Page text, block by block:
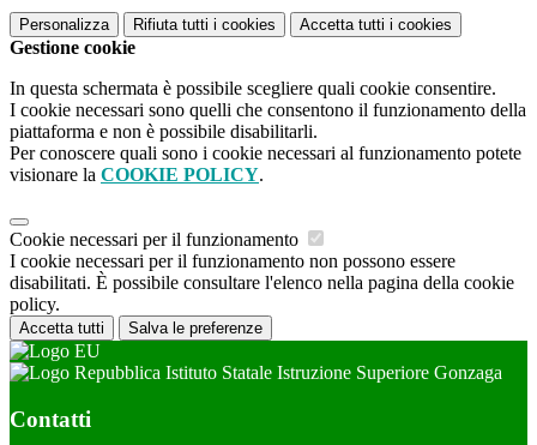
Personalizza Rifiuta tutti i cookies Accetta tutti i cookies
Gestione cookie
In questa schermata è possibile scegliere quali cookie consentire.
I cookie necessari sono quelli che consentono il funzionamento della
piattaforma e non è possibile disabilitarli.
Per conoscere quali sono i cookie necessari al funzionamento potete
visionare la COOKIE POLICY.
Cookie necessari per il funzionamento
I cookie necessari per il funzionamento non possono essere
disabilitati. È possibile consultare l'elenco nella pagina della cookie
policy.
Accetta tutti Salva le preferenze
Istituto Statale Istruzione Superiore Gonzaga
Contatti